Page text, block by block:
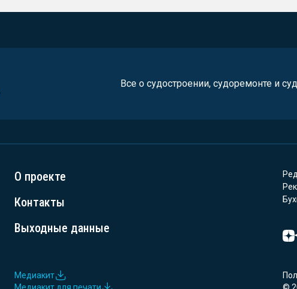
Все о судостроении, судоремонте и
О проекте
Контакты
Выходные данные
Медиакит